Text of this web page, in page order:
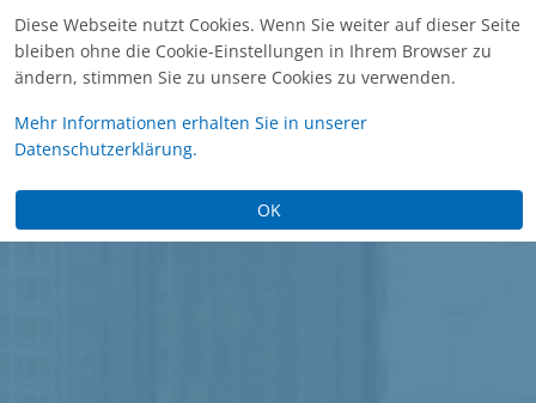
Diese Webseite nutzt Cookies. Wenn Sie weiter auf dieser Seite
bleiben ohne die Cookie-Einstellungen in Ihrem Browser zu
ändern, stimmen Sie zu unsere Cookies zu verwenden.
Mehr Informationen erhalten Sie in unserer
Datenschutzerklärung.
OK